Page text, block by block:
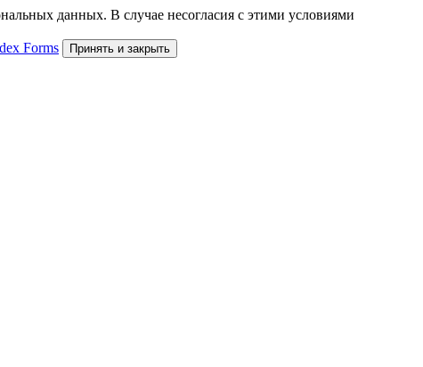
данных. В случае несогласия с этими условиями
Forms Принять и закрыть